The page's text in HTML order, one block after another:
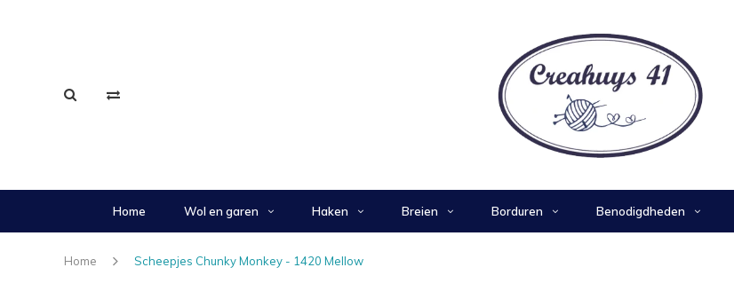
Home Wol en garen Haken Breien Borduren Benodigdheden
Home Scheepjes Chunky Monkey - 1420 Mellow